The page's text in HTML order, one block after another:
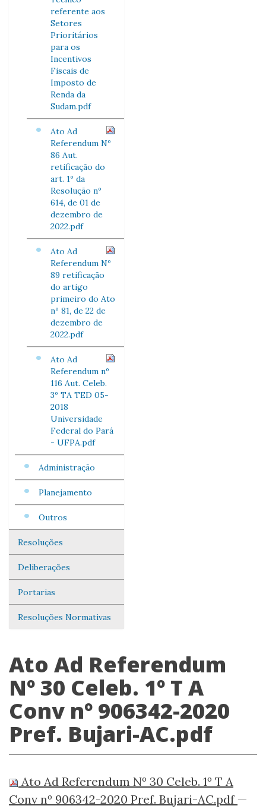
referente aos
Setores
Prioritários
para os
Incentivos
Fiscais de
Imposto de
Renda da
Sudam.pdf
Ato Ad
Referendum Nº
86 Aut.
retificação do
art. 1º da
Resolução nº
614, de 01 de
dezembro de
2022.pdf
Ato Ad
Referendum Nº
89 retificação
do artigo
primeiro do Ato
nº 81, de 22 de
dezembro de
2022.pdf
Ato Ad
Referendum nº
116 Aut. Celeb.
3º TA TED 05-
2018
Universidade
Federal do Pará
- UFPA.pdf
Administração
Planejamento
Outros
Resoluções
Deliberações
Portarias
Resoluções Normativas
Ato Ad Referendum
Nº 30 Celeb. 1º T A
Conv nº 906342-2020
Pref. Bujari-AC.pdf
Ato Ad Referendum Nº 30 Celeb. 1º T A
Conv nº 906342-2020 Pref. Bujari-AC.pdf —